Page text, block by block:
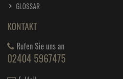
GLOSSAR
KONTAKT
Rufen Sie uns an
02404 5967475